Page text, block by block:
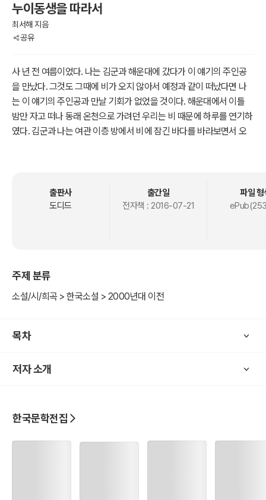
누이동생을 따라서
최서해 지음
공유
사 년 전 여름이었다. 나는 김군과 해운대에 갔다가 이 얘기의 주인공
을 만났다. 그것도 그때에 비가 오지 않아서 예정과 같이 떠났다면 나
는 이 얘기의 주인공과 만날 기회가 없었을 것이다. 해운대에서 이틀
밤만 자고 떠나 동래 온천으로 가려던 우리는 비 때문에 하루를 연기하
였다. 김군과 나는 여관 이층 방에서 비에 잠긴 바다를 바라보면서 오
않고 맑게 걷히었다. 나는 김군과 같이 온천에 갔다가 붉은 빗발이 푸
른 벌판에서 자취를 한걸음 두 걸음 감추일 때 온천을 나섰다. 오랜 가
다. 나는 석양을 안고 여관으로 향하였다. 유까다에 수건을 걸친 김군
도 나의 뒤를 따라 섰다. 아까부터 들리는 단소 소리는 점점 가까이 들
저편 나무 그늘로 갔다. 단소 부는 사람 앞에 오륙 인이 반달같이 벌려
람이 가고 오는 데는 아무상관 없다는 태도이었다. 깎은 지 오랜 머리
져 들어서 험상궂게 생겼다. 한 다리는 거두고 한 다리는 뻗고 앉아서
사람을 바라보았다. 눈뜨는 것을 보고 비로소 그가 애꾸눈인 것을 알았
출판사
도디드
출간일
전자책 : 2016-07-21
파일 형
주제 분류
소설/시/희곡 > 한국소설 > 2000년대 이전
목차
저자 소개
한국문학전집